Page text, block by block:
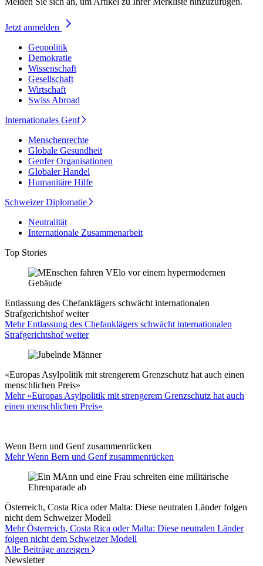
Jetzt anmelden
Geopolitik
Demokratie
Wissenschaft
Gesellschaft
Wirtschaft
Swiss Abroad
Internationales Genf
Menschenrechte
Globale Gesundheit
Genfer Organisationen
Globaler Handel
Humanitäre Hilfe
Schweizer Diplomatie
Neutralität
Internationale Zusammenarbeit
Top Stories
Entlassung des Chefanklägers schwächt internationalen
Strafgerichtshof weiter
Mehr Entlassung des Chefanklägers schwächt internationalen
Strafgerichtshof weiter
«Europas Asylpolitik mit strengerem Grenzschutz hat auch einen
menschlichen Preis»
Mehr «Europas Asylpolitik mit strengerem Grenzschutz hat auch
einen menschlichen Preis»
Wenn Bern und Genf zusammenrücken
Mehr Wenn Bern und Genf zusammenrücken
Österreich, Costa Rica oder Malta: Diese neutralen Länder folgen
nicht dem Schweizer Modell
Mehr Österreich, Costa Rica oder Malta: Diese neutralen Länder
folgen nicht dem Schweizer Modell
Alle Beiträge anzeigen
Newsletter